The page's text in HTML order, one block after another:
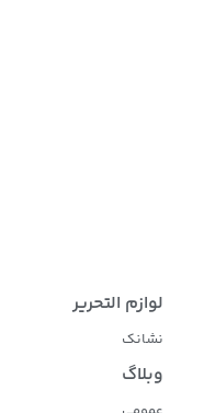
لوازم التحریر
نشانک
وبلاگ